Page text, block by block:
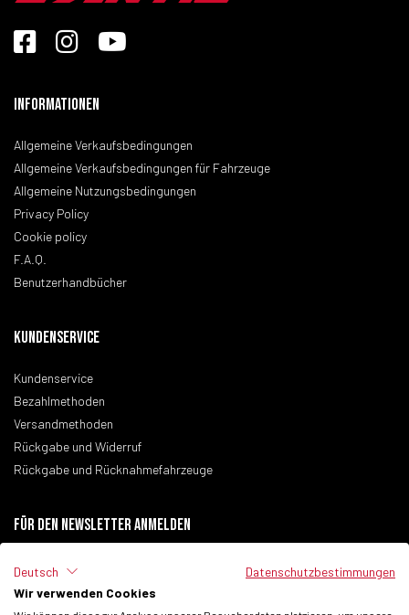
Informationen
Allgemeine Verkaufsbedingungen
Allgemeine Verkaufsbedingungen für Fahrzeuge
Allgemeine Nutzungsbedingungen
Privacy Policy
Cookie policy
F.A.Q.
Benutzerhandbücher
KUNDENSERVICE
Kundenservice
Bezahlmethoden
Versandmethoden
Rückgabe und Widerruf
Rückgabe und Rücknahmefahrzeuge
Für den newsletter anmelden
Ich habe die Datenschutzbestimmungen der Website gelesen.
Deutsch
Datenschutzbestimmungen
Wir verwenden Cookies